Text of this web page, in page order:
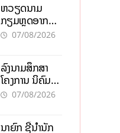
ຫວຽດນາມ
ກຽມຫຼຸດອາກອນ
ລາຍໄດ້ 30%
ແລະ ຈຸນລະ
ວິສາຫະກິດ
07/08/2026
ລົງນາມສຶກສາ
ໂຄງການ ນິຄົມ
ອຸດສາຫະກຳ
150 ລ້ານໂດລາ,
07/08/2026
ນາຍົກ ຊີ້ນຳນັກ